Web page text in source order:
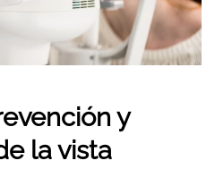
y
la vista